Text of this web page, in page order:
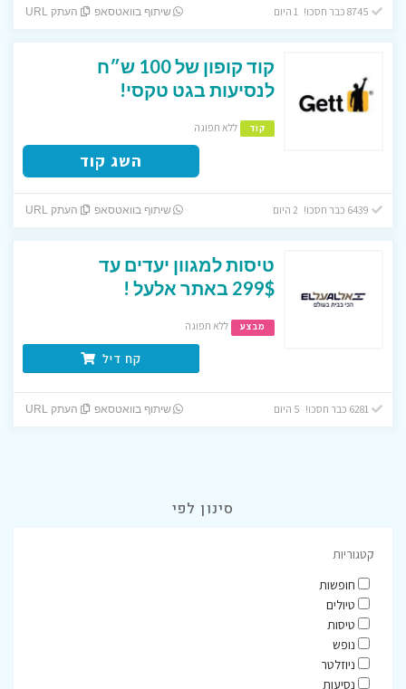
שיתוף בוואטסאפ העתק URL
קוד קופון של 100 ש״ח
לנסיעות בגט טקסי!
קוד ללא תפוגה
השג קוד
שיתוף בוואטסאפ העתק URL
טיסות למגוון יעדים עד
299$ באתר אלעל !
מבצע ללא תפוגה
קח דיל
שיתוף בוואטסאפ העתק URL
סינון לפי
קטגוריות
חופשות
טיולים
טיסות
נופש
ניוזלטר
נסיעות